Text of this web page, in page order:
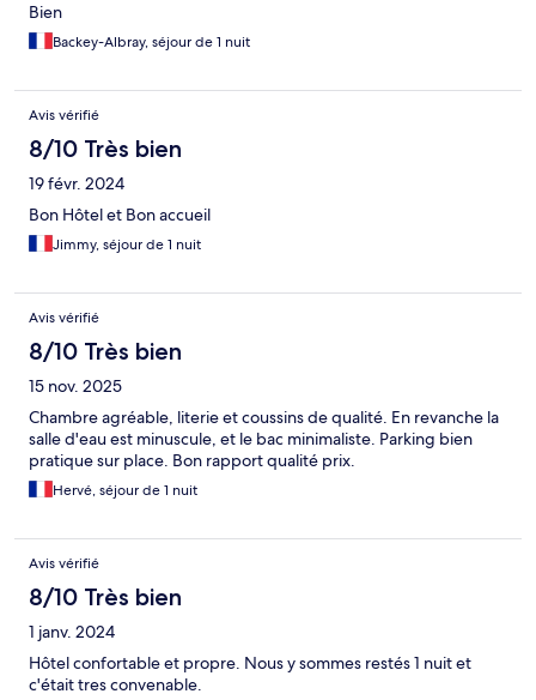
Bien
Backey-Albray, séjour de 1 nuit
Avis vérifié
8/10 Très bien
19 févr. 2024
Bon Hôtel et Bon accueil
Jimmy, séjour de 1 nuit
Avis vérifié
8/10 Très bien
15 nov. 2025
Chambre agréable, literie et coussins de qualité. En revanche la
salle d'eau est minuscule, et le bac minimaliste. Parking bien
pratique sur place. Bon rapport qualité prix.
Hervé, séjour de 1 nuit
Avis vérifié
8/10 Très bien
1 janv. 2024
Hôtel confortable et propre. Nous y sommes restés 1 nuit et
c'était tres convenable.